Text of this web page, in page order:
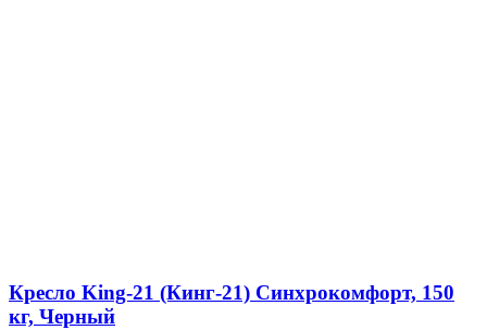
Кресло King-21 (Кинг-21) Синхрокомфорт, 150
кг, Черный